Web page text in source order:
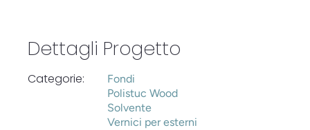
Dettagli Progetto
Categorie:
Fondi
Polistuc Wood
Solvente
Vernici per esterni